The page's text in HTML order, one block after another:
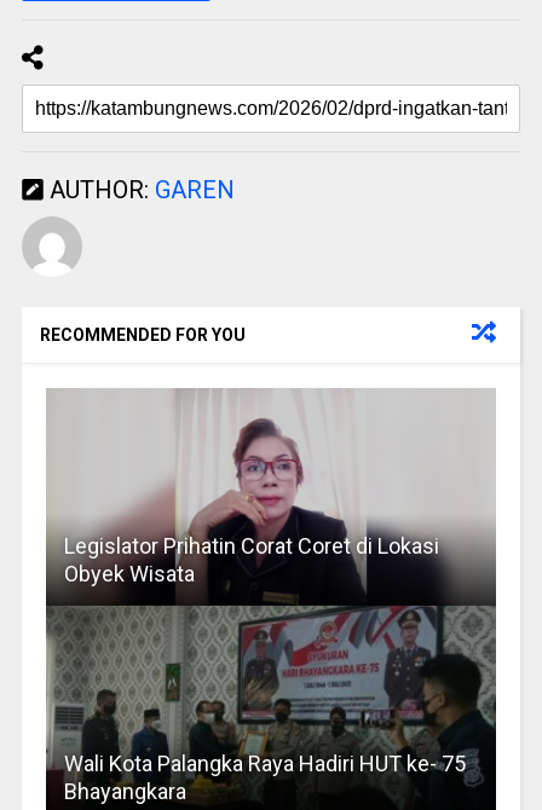
AUTHOR: GAREN
RECOMMENDED FOR YOU
Legislator Prihatin Corat Coret di Lokasi
Obyek Wisata
Wali Kota Palangka Raya Hadiri HUT ke- 75
Bhayangkara